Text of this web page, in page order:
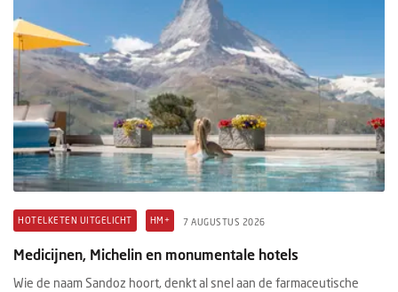
HOTELKETEN UITGELICHT HM+ 7 AUGUSTUS 2026
Medicijnen, Michelin en monumentale hotels
Wie de naam Sandoz hoort, denkt al snel aan de farmaceutische